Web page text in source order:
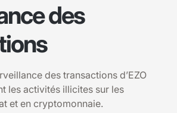
des
des transactions d’EZO
les activités illicites sur les
et en cryptomonnaie.